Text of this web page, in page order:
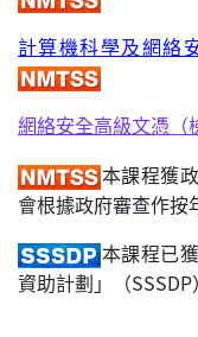
計算機科學及網絡
網絡安全高級文憑（
本課程獲
會根據政府審查作按
本課程已
資助計劃」（